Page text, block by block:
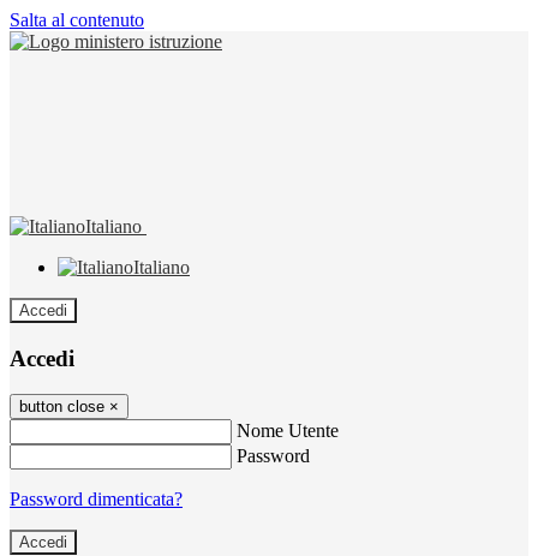
Salta al contenuto
Italiano
Italiano
Accedi
Accedi
button close ×
Nome Utente
Password
Password dimenticata?